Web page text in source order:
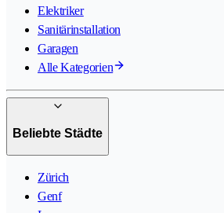
Elektriker
Sanitärinstallation
Garagen
Alle Kategorien
Beliebte Städte
Zürich
Genf